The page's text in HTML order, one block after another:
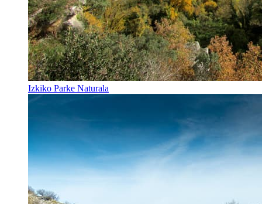
Izkiko Parke Naturala